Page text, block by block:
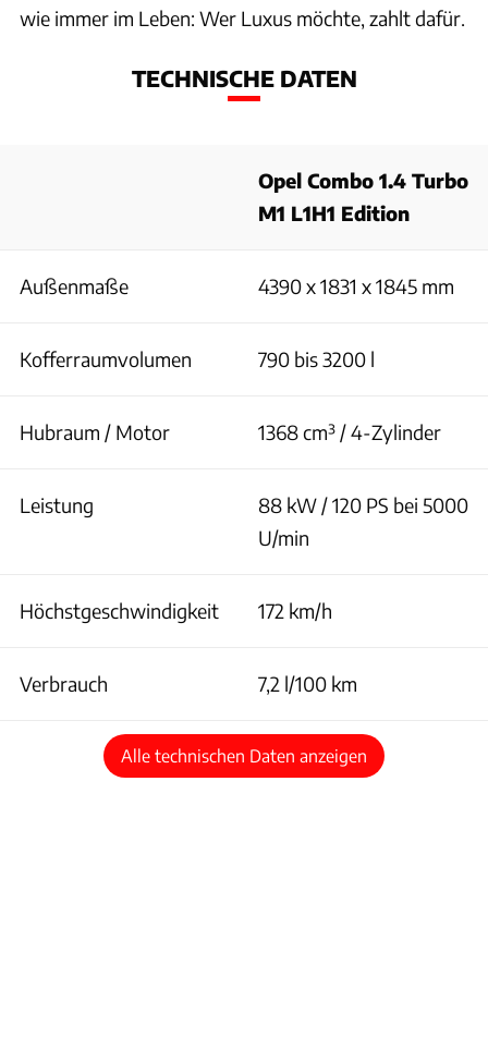
wie immer im Leben: Wer Luxus möchte, zahlt dafür.
TECHNISCHE DATEN
Opel Combo 1.4 Turbo
M1 L1H1 Edition
Außenmaße 4390 x 1831 x 1845 mm
Kofferraumvolumen 790 bis 3200 l
Hubraum / Motor 1368 cm³ / 4-Zylinder
Leistung
88 kW / 120 PS bei 5000
U/min
Höchstgeschwindigkeit 172 km/h
Verbrauch 7,2 l/100 km
Alle technischen Daten anzeigen